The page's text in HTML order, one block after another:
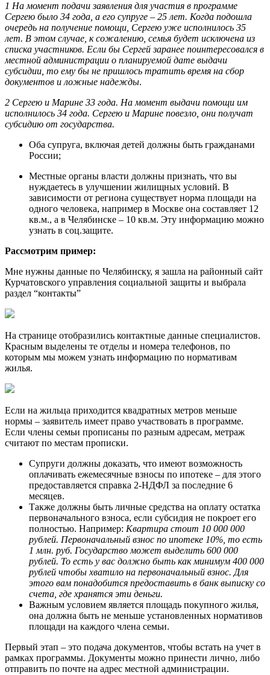
1 На момент подачи заявления для участия в программе
Сергею было 34 года, а его супруге – 25 лет. Когда подошла
очередь на получение помощи, Сергею уже исполнилось 35
лет. В этом случае, к сожалению, семья будет исключена из
списка участников. Если бы Сергей заранее поинтересовался в
местной администрации о планируемой дате выдачи
субсидии, то ему бы не пришлось тратить время на сбор
документов и ложные надежды.
2 Сергею и Марине 33 года. На момент выдачи помощи им
исполнилось 34 года. Сергею и Марине повезло, они получат
субсидию от государства.
Оба супруга, включая детей должны быть гражданами
России;
Местные органы власти должны признать, что вы
нуждаетесь в улучшении жилищных условий. В
зависимости от региона существует норма площади на
одного человека, например в Москве она составляет 12
кв.м., а в Челябинске – 10 кв.м. Эту информацию можно
узнать в соц.защите.
Рассмотрим пример:
Мне нужны данные по Челябинску, я зашла на районный сайт
Курчатовского управления социальной защиты и выбрала
раздел “контакты”
На странице отобразились контактные данные специалистов.
Красным выделены те отделы и номера телефонов, по
которым мы можем узнать информацию по нормативам
жилья.
Если на жильца приходится квадратных метров меньше
нормы – заявитель имеет право участвовать в программе.
Если члены семьи прописаны по разным адресам, метраж
считают по местам прописки.
Супруги должны доказать, что имеют возможность
оплачивать ежемесячные взносы по ипотеке – для этого
предоставляется справка 2-НДФЛ за последние 6
месяцев.
Также должны быть личные средства на оплату остатка
первоначального взноса, если субсидия не покроет его
полностью. Например: Квартира стоит 10 000 000
рублей. Первоначальный взнос по ипотеке 10%, то есть
1 млн. руб. Государство может выделить 600 000
рублей. То есть у вас должно быть как минимум 400 000
рублей чтобы хватило на первоначальный взнос. Для
этого вам понадобится предоставить в банк выписку со
счета, где хранятся эти деньги.
Важным условием является площадь покупного жилья,
она должна быть не меньше установленных нормативов
площади на каждого члена семьи.
Первый этап – это подача документов, чтобы встать на учет в
рамках программы. Документы можно принести лично, либо
отправить по почте на адрес местной администрации.